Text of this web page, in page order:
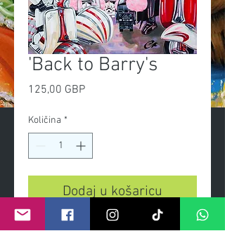
'Back to Barry's
125,00 GBPCijena
Količina *
Dodaj u košaricu